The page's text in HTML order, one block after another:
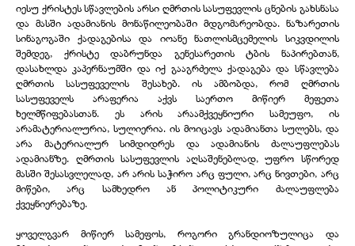
იესუ ქრისტეს სწავლების არსი ღმრთის სასუფევლის ცნების გახსნასა
და მასში ადამიანის მონაწილეობაში მდგომარეობდა. ნაზარეთის
სინაგოგაში ქადაგებისა და იოანე ნათლისმცემელის სიკვდილის
შემდეგ, ქრისტე დაბრუნდა გენესარეთის ტბის ნაპირებთან,
დასახლდა კაპერნაუმში და იქ გააგრძელა ქადაგება და სწავლება
ღმრთის სასუფეველის შესახებ. ის ამბობდა, რომ ღმრთის
სასუფეველს არაფერია აქვს საერთო მიწიერ მეფეთა
ხელმწიფებასთან. ეს არის არაამქვეყნიური სამეუფო, ის
არამატერიალურია, სულიერია. ის მოიცავს ადამიანთა სულებს, და
არა მატერიალურ სიმდიდრეს და ადამიანის ძალაუფლებას
ადამიანზე. ღმრთის სასუფევლის აღსაშენებლად, უფრო სწორედ
მასში შესასვლელად, არ არის საჭირო არც ფული, არც ნივთები, არც
მიწები, არც სამხედრო ან პოლიტიკური ძალაუფლება
ქვეყნიერებაზე.
ყოველგვარ მიწიერ სამეფოს, როგორი გრანდიოზულიცა და